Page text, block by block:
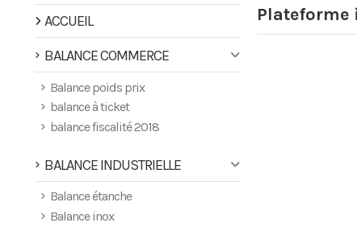
ACCUEIL
BALANCE COMMERCE
Balance poids prix
balance à ticket
balance fiscalité 2018
BALANCE INDUSTRIELLE
Balance étanche
Balance inox